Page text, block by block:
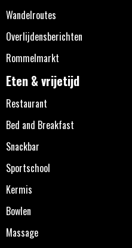
Wandelroutes
Overlijdensberichten
Rommelmarkt
Eten & vrijetijd
Restaurant
Bed and Breakfast
Snackbar
Sportschool
Kermis
Bowlen
Massage